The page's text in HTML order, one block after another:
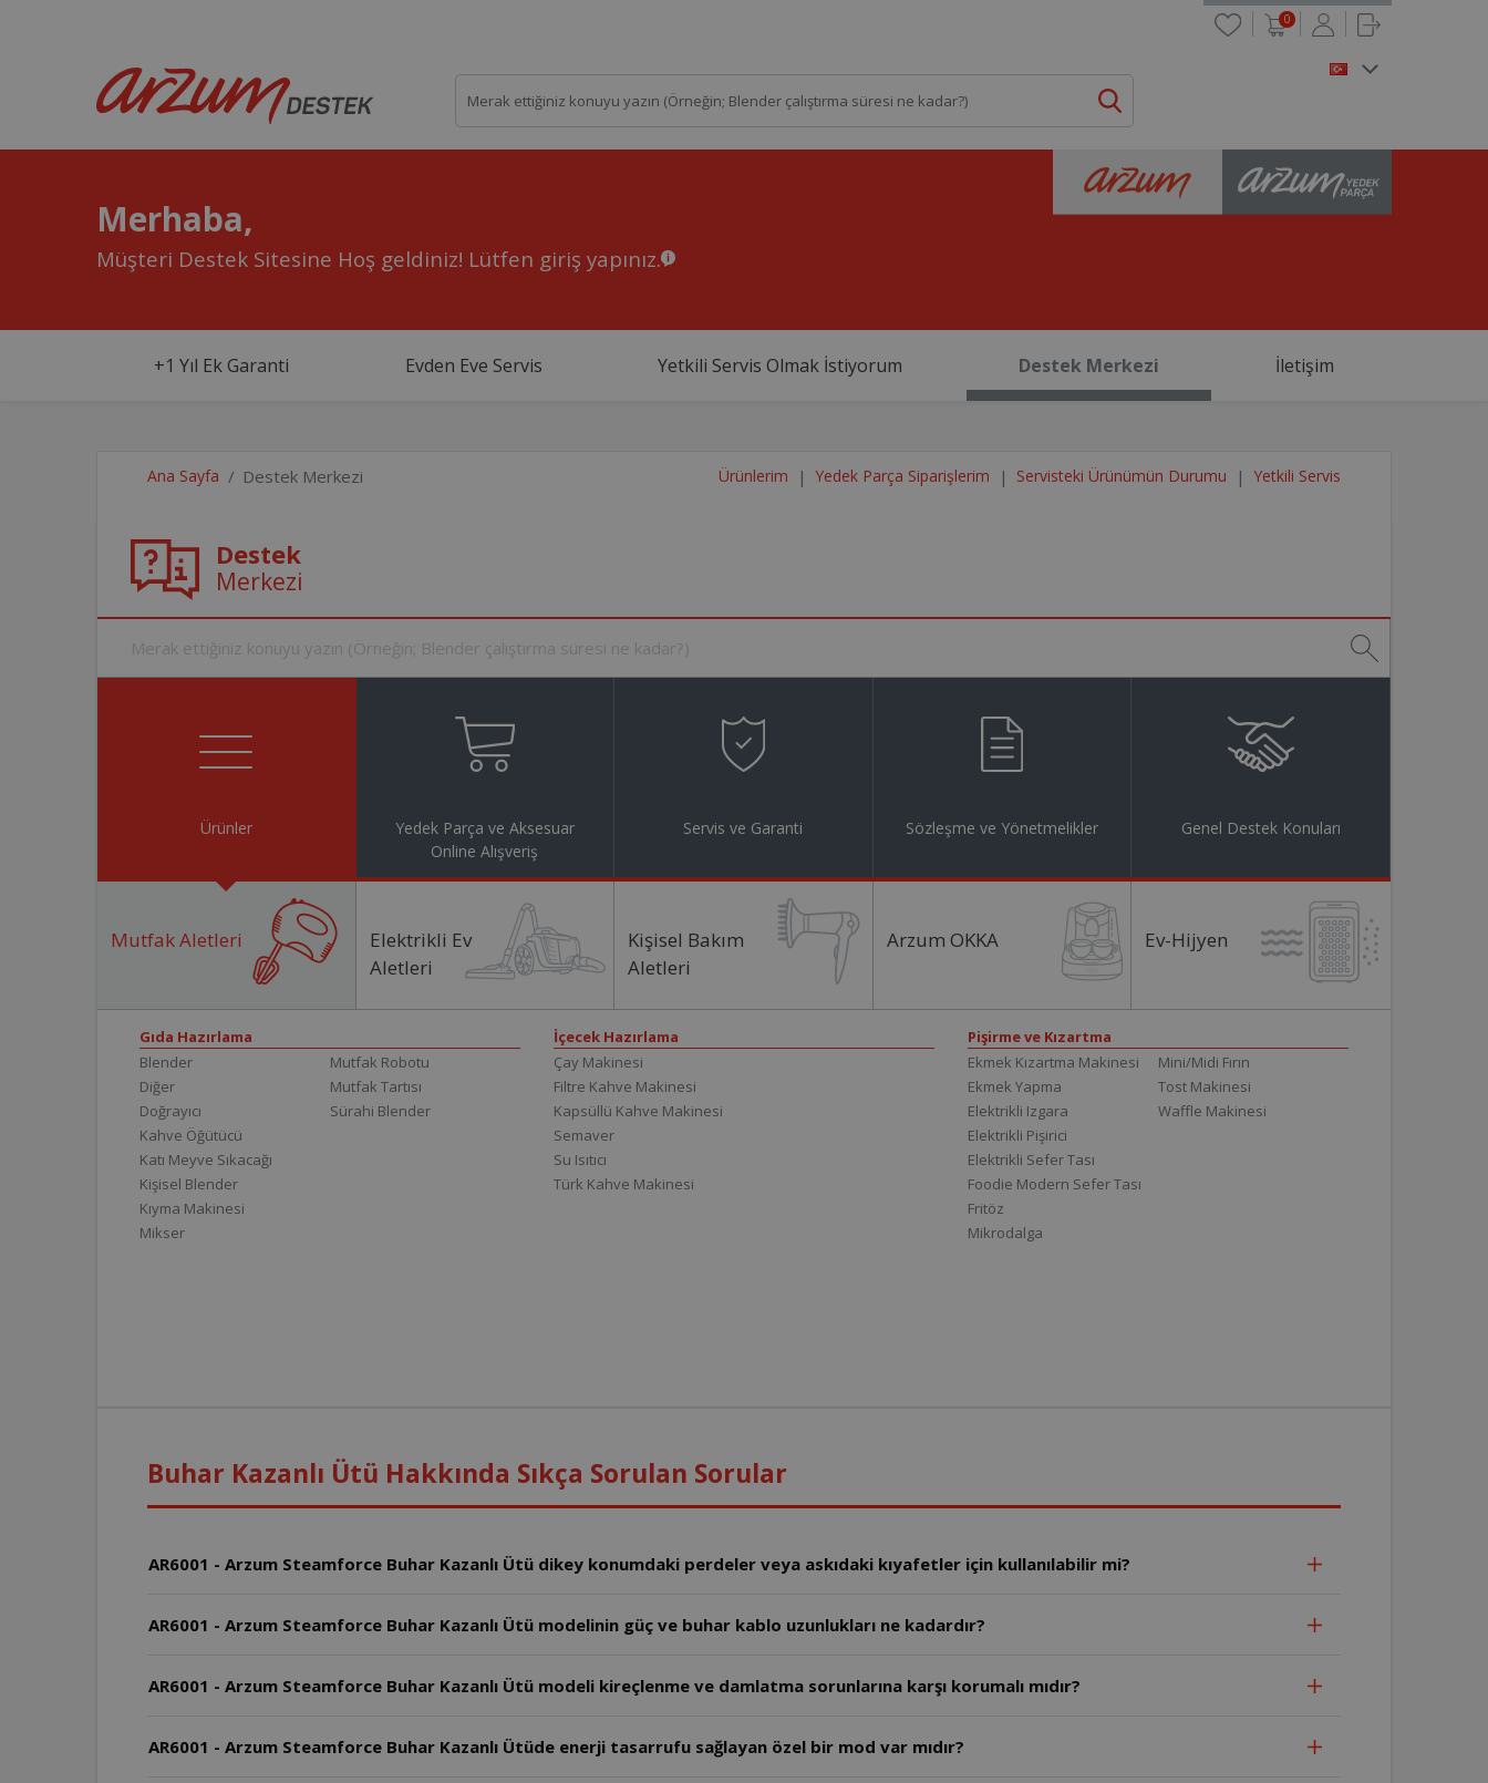
0
Merhaba,
Müşteri Destek Sitesine Hoş geldiniz! Lütfen giriş yapınız.
+1 Yıl Ek Garanti Evden Eve Servis Yetkili Servis Olmak İstiyorum Destek Merkezi İletişim
Ana Sayfa Destek Merkezi Ürünlerim Yedek Parça Siparişlerim Servisteki Ürünümün Durumu Yetkili Servis
Destek
Merkezi
Ürünler
Yedek Parça ve Aksesuar
Online Alışveriş
Servis ve Garanti Sözleşme ve Yönetmelikler Genel Destek Konuları
Mutfak Aletleri
Elektrikli Ev
Aletleri
Kişisel Bakım
Aletleri
Arzum OKKA Ev-Hijyen
Gıda Hazırlama
Blender
Diğer
Doğrayıcı
Kahve Öğütücü
Katı Meyve Sıkacağı
Kişisel Blender
Kıyma Makinesi
Mikser
Mutfak Robotu
Mutfak Tartısı
Sürahi Blender
İçecek Hazırlama
Çay Makinesi
Filtre Kahve Makinesi
Kapsüllü Kahve Makinesi
Semaver
Su Isıtıcı
Türk Kahve Makinesi
Pişirme ve Kızartma
Ekmek Kızartma Makinesi
Ekmek Yapma
Elektrikli Izgara
Elektrikli Pişirici
Elektrikli Sefer Tası
Foodie Modern Sefer Tası
Fritöz
Mikrodalga
Mini/Midi Fırın
Tost Makinesi
Waffle Makinesi
Buhar Kazanlı Ütü Hakkında Sıkça Sorulan Sorular
AR6001 - Arzum Steamforce Buhar Kazanlı Ütü dikey konumdaki perdeler veya askıdaki kıyafetler için kullanılabilir mi?
AR6001 - Arzum Steamforce Buhar Kazanlı Ütü modelinin güç ve buhar kablo uzunlukları ne kadardır?
AR6001 - Arzum Steamforce Buhar Kazanlı Ütü modeli kireçlenme ve damlatma sorunlarına karşı korumalı mıdır?
AR6001 - Arzum Steamforce Buhar Kazanlı Ütüde enerji tasarrufu sağlayan özel bir mod var mıdır?